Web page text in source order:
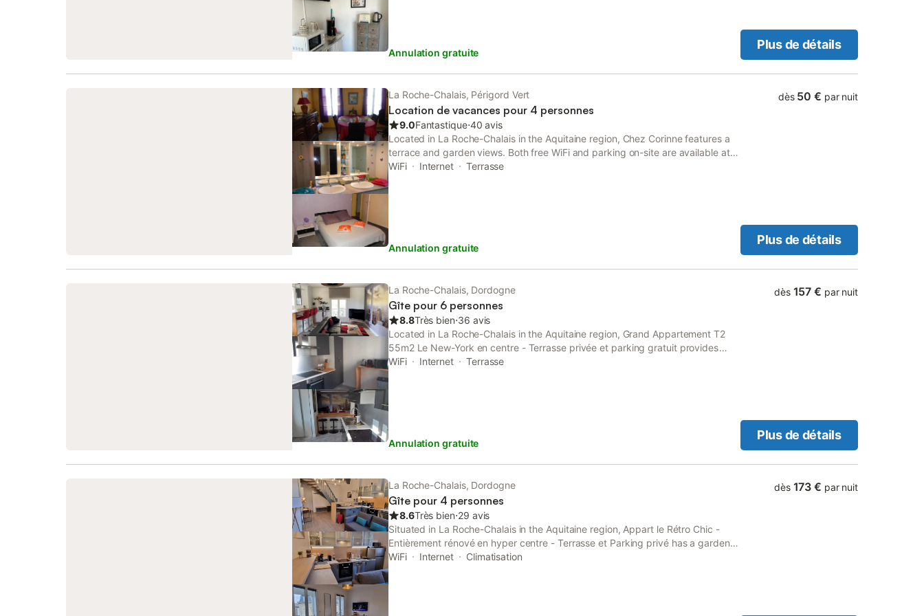
Annulation gratuite
Plus de détails
La Roche-Chalais, Périgord Vert
Location de vacances pour 4 personnes
9.0Fantastique⋅40 avis
Located in La Roche-Chalais in the Aquitaine region, Chez Corinne features a
terrace and garden views. Both free WiFi and parking on-site are available at
the bed and breakfast free of charge.
WiFi Internet Terrasse
Annulation gratuite
dès 50 € par nuit
Plus de détails
La Roche-Chalais, Dordogne
Gîte pour 6 personnes
8.8Très bien⋅36 avis
Located in La Roche-Chalais in the Aquitaine region, Grand Appartement T2
55m2 Le New-York en centre - Terrasse privée et parking gratuit provides
accommodation with free WiFi and free private parking.
WiFi Internet Terrasse
Annulation gratuite
dès 157 € par nuit
Plus de détails
La Roche-Chalais, Dordogne
Gîte pour 4 personnes
8.6Très bien⋅29 avis
Situated in La Roche-Chalais in the Aquitaine region, Appart le Rétro Chic -
Entièrement rénové en hyper centre - Terrasse et Parking privé has a garden.
This property offers access to a terrace, free private parking and free WiFi.
WiFi Internet Climatisation
dès 173 € par nuit